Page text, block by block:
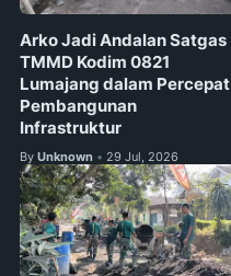
Arko Jadi Andalan Satgas
TMMD Kodim 0821
Lumajang dalam Percepat
Pembangunan
Infrastruktur
By Unknown • 29 Jul, 2026